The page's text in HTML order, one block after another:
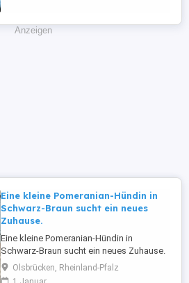
Heimtierausweis, ...
Anzeigen
Eine kleine Pomeranian-Hündin in
Schwarz-Braun sucht ein neues
Zuhause.
Eine kleine Pomeranian-Hündin in
Schwarz-Braun sucht ein neues Zuhause.
Sie ist gesund, hat alle Impfungen
erhalten und wird mit einem tierärztlichen
Olsbrücken, Rheinland-Pfalz